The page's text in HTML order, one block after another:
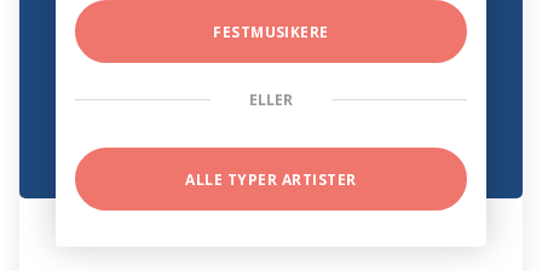
FESTMUSIKERE
ELLER
ALLE TYPER ARTISTER